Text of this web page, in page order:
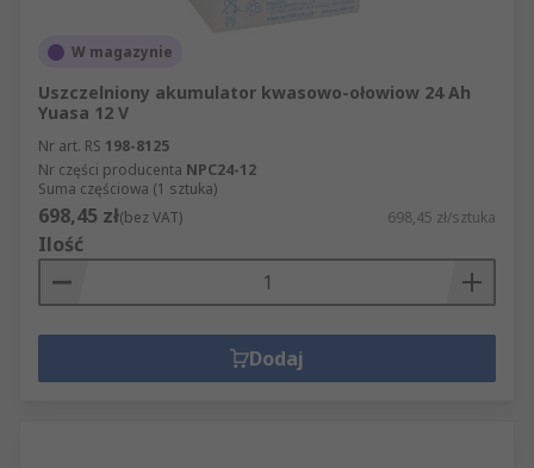
W magazynie
Uszczelniony akumulator kwasowo-ołowiow 24 Ah
Yuasa 12 V
Nr art. RS 198-8125
Nr części producenta NPC24-12
Suma częściowa (1 sztuka)
698,45 zł(bez VAT) 698,45 zł/sztuka
Ilość
Dodaj